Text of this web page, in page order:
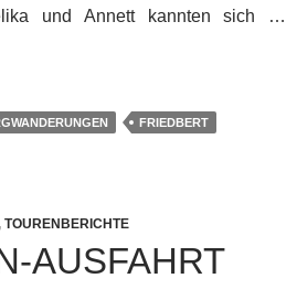
und Annett kannten sich …
FRIEDBERT
, TOURENBERICHTE
AUSFAHRT